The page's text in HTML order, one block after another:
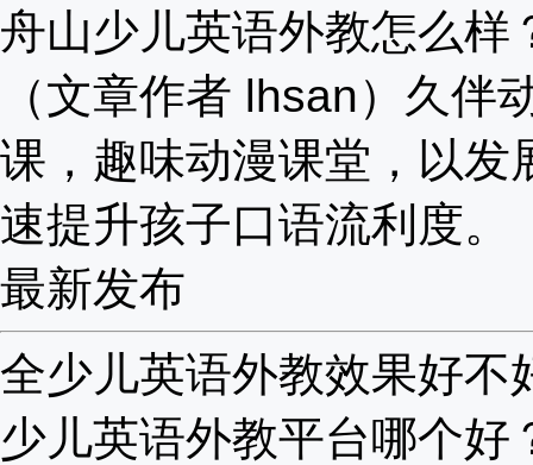
舟山少儿英语外教怎么样
（文章作者 lhsan）久伴
课，趣味动漫课堂，以发
速提升孩子口语流利度。
最新发布
全少儿英语外教效果好不
少儿英语外教平台哪个好